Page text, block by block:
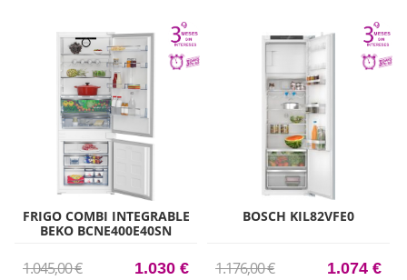
FRIGO COMBI INTEGRABLE
BEKO BCNE400E40SN
1.045,00 € 1.030 €
BOSCH KIL82VFE0
1.176,00 € 1.074 €